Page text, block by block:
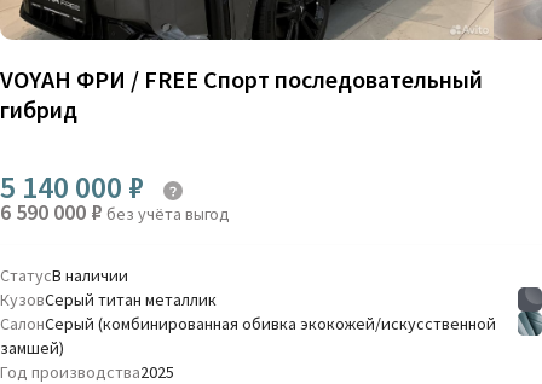
VOYAH ФРИ / FREE Спорт последовательный
гибрид
5 140 000 ₽
6 590 000 ₽ без учёта выгод
СтатусВ наличии
КузовСерый титан металлик
СалонСерый (комбинированная обивка экокожей/искусственной
замшей)
Год производства2025